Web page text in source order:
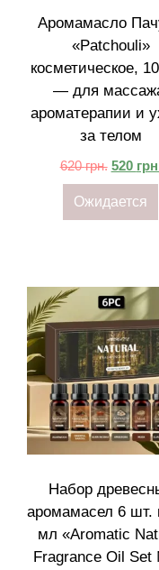
Аромамасло
«Patchouli»
косметическое,
— для
ароматерапии и
за телом
620грн. 520
Ожидается
Набор
аромамасел 6 шт.
мл «Aromatic
Fragrance Oil